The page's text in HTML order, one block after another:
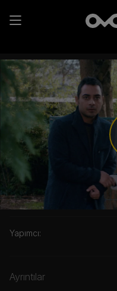
8. Bölüm -
Kategori:
Yapımcı:
Ayrıntılar